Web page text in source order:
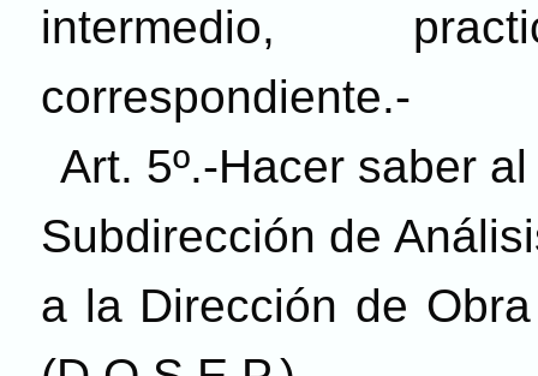
intermedio,
correspondiente.-
Art. 5º.-Hacer saber
Subdirección de
a la Dirección de